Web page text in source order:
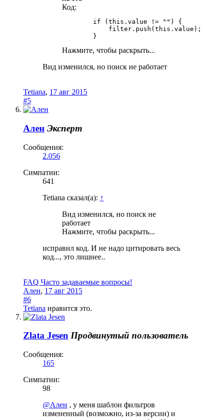
Код:
        if (this.value != "") {
            filter.push(this.value);
        }
Нажмите, чтобы раскрыть...
Вид изменился, но поиск не работает
Tetiana, 17 авг 2015
#5
Ален Эксперт
Сообщения:
2.056
Симпатии:
641
Tetiana сказал(а): ↑
Вид изменился, но поиск не
работает
Нажмите, чтобы раскрыть...
исправил код. И не надо цитировать весь
код..., это лишнее..
FAQ Часто задаваемые вопросы!
Ален, 17 авг 2015
#6
Tetiana нравится это.
Zlata Jesen Продвинутый пользователь
Сообщения:
165
Симпатии:
98
@Ален , у меня шаблон фильтров
измененный (возможно, из-за версии) и